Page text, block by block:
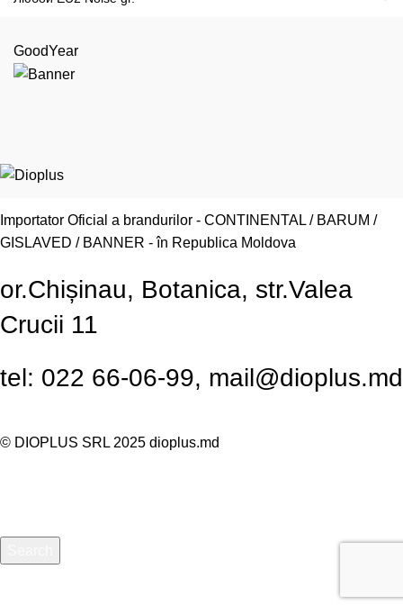
GoodYear
Importator Oficial a brandurilor - CONTINENTAL / BARUM /
GISLAVED / BANNER - în Republica Moldova
or.Chișinau, Botanica, str.Valea
Crucii 11
tel: 022 66-06-99, mail@dioplus.md
© DIOPLUS SRL 2025 dioplus.md